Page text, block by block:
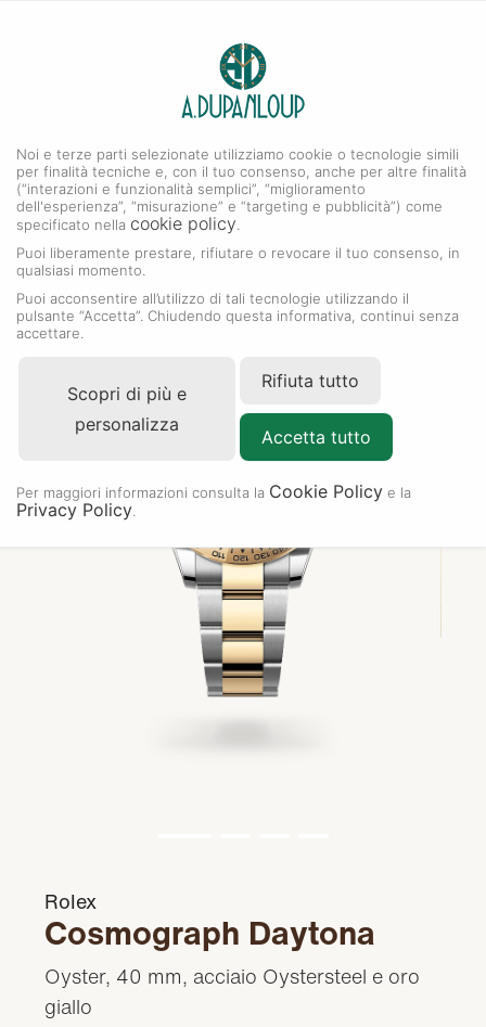
Collezione Cosmograph Daytona
Rolex
Cosmograph Daytona
Oyster, 40 mm, acciaio Oystersteel e oro
giallo
Noi e terze parti selezionate utilizziamo cookie o tecnologie simili
per finalità tecniche e, con il tuo consenso, anche per altre finalità
(“interazioni e funzionalità semplici”, “miglioramento
dell'esperienza”, “misurazione” e “targeting e pubblicità”) come
specificato nella cookie policy
Puoi liberamente prestare, rifiutare o revocare il tuo consenso, in
qualsiasi momento.
Puoi acconsentire all’utilizzo di tali tecnologie utilizzando il
pulsante “Accetta”. Chiudendo questa informativa, continui senza
accettare.
Scopri di più e
personalizza
Rifiuta tutto
Accetta tutto
Per maggiori informazioni consulta la Cookie Policy e la
Privacy Policy